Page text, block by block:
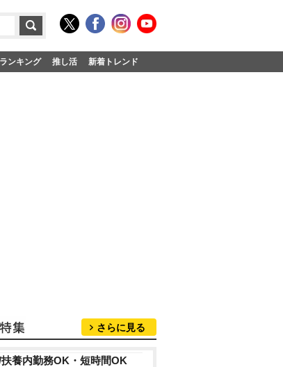
ランキング 推し活 新着トレンド
さらに見る
養内勤務OK・短時間OK